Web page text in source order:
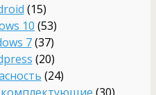
(15)
10 (53)
7(37)
(20)
(24)